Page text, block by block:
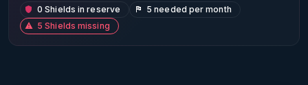
0 Shields in reserve
5 needed per month
5 Shields missing